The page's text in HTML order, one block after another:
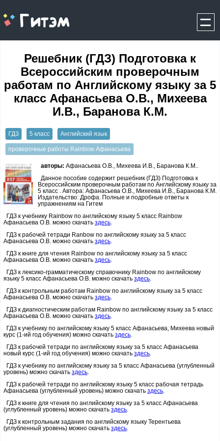
gitem.me
Решебник (ГДЗ) Подготовка к
Всероссийским проверочным
работам по Английскому языку за 5
класс Афанасьева О.В., Михеева
И.В., Баранова К.М.
ГДЗ 5 класс Английский язык
проверочные работы Rainbow Афанасьева
авторы: Афанасьева О.В., Михеева И.В., Баранова К.М..
Данное пособие содержит решебник (ГДЗ) Подготовка к
Всероссийским проверочным работам по Английскому языку за
5 класс . Автора: Афанасьева О.В., Михеева И.В., Баранова К.М.
Издательство: Дрофа. Полные и подробные ответы к
упражнениям на Гитем
ГДЗ к учебнику Rainbow по английскому языку 5 класс Rainbow
Афанасьева О.В. можно скачать здесь
ГДЗ к рабочей тетради Ranbow по английскому языку за 5 класс
Афанасьева О.В. можно скачать здесь
ГДЗ к книге для чтения Rainbow по английскому языку за 5 класс
Афанасьева О.В. можно скачать здесь
ГДЗ к лексико-грамматическому справочнику Rainbow по английскому
языку 5 класс Афанасьева О.В. можно скачать здесь
ГДЗ к контрольным работам Rainbow по английскому языку за 5 класс
Афанасьева О.В. можно скачать здесь
ГДЗ к диагностическим работам Rainbow по английскому языку за 5 класс
Афанасьева О.В. можно скачать здесь
ГДЗ к учебнику по английскому языку 5 класс Афанасьева, Михеева новый
курс (1-ий год обучения) можно скачать здесь
ГДЗ к рабочей тетради по английскому языку за 5 класс Афанасьева
новый курс (1-ий год обучения) можно скачать здесь
ГДЗ к учебнику по английскому языку за 5 класс Афанасьева (углубленный
уровень) можно скачать здесь
ГДЗ к рабочей тетради по английскому языку 5 класс рабочая тетрадь
Афанасьева (углубленный уровень) можно скачать здесь
ГДЗ к книге для чтения по английскому языку за 5 класс Афанасьева
(углубленный уровень) можно скачать здесь
ГДЗ к контрольным задания по английскому языку Терентьева
(углубленный уровень) можно скачать здесь